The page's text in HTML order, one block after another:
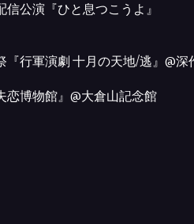
信公演『ひと息つこうよ』
『行軍演劇 十月の天地/逃』@深
恋博物館』@大倉山記念館